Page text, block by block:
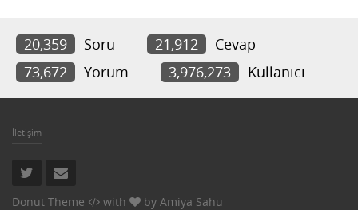
20,359 Soru 21,912
Cevap
73,672
Yorum 3,976,273 Kullanıcı
İletişim
Donut Theme with by Amiya Sahu